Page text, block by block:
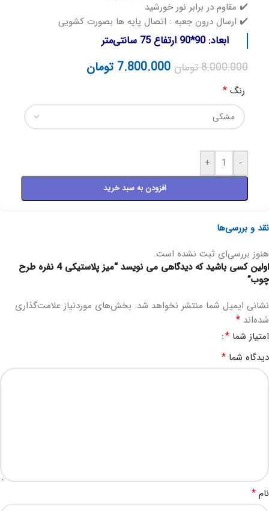
✔️ مقاوم در برابر نور خورشید
✔️ ارسال درون جعبه : اتصال پایه ها بصورت کشویی
ابعاد: 90*90 ارتفاع 75 سانتی‌متر
8.000.000تومان 7.800.000 تومان
رنگ *
-
+
افزودن به سبد خرید
نقد و بررسی‌ها
هنوز بررسی‌ای ثبت نشده است.
اولین کسی باشید که دیدگاهی می نویسد “میز پلاستیکی 4 نفره طرح
چوب”
نشانی ایمیل شما منتشر نخواهد شد. بخش‌های موردنیاز علامت‌گذاری
شده‌اند *
امتیاز شما *
دیدگاه شما *
نام *